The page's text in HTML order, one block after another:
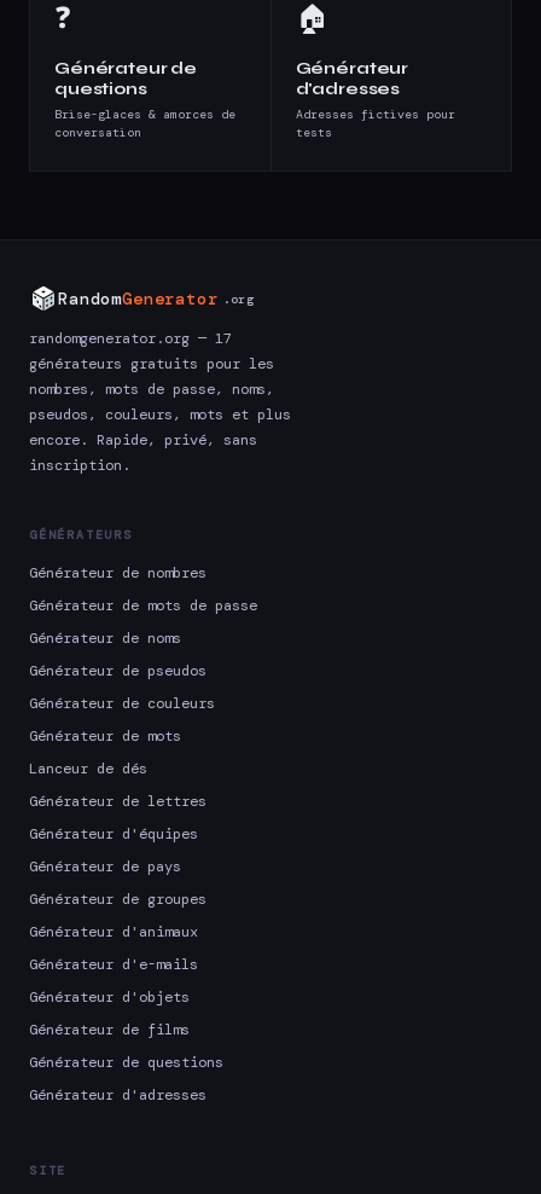
❓
Générateur de
questions
Brise-glaces & amorces de
conversation
🏠
Générateur
d'adresses
Adresses fictives pour
tests
RandomGenerator .org
randomgenerator.org — 17
générateurs gratuits pour les
nombres, mots de passe, noms,
pseudos, couleurs, mots et plus
encore. Rapide, privé, sans
inscription.
GÉNÉRATEURS
Générateur de nombres
Générateur de mots de passe
Générateur de noms
Générateur de pseudos
Générateur de couleurs
Générateur de mots
Lanceur de dés
Générateur de lettres
Générateur d'équipes
Générateur de pays
Générateur de groupes
Générateur d'animaux
Générateur d'e-mails
Générateur d'objets
Générateur de films
Générateur de questions
Générateur d'adresses
SITE